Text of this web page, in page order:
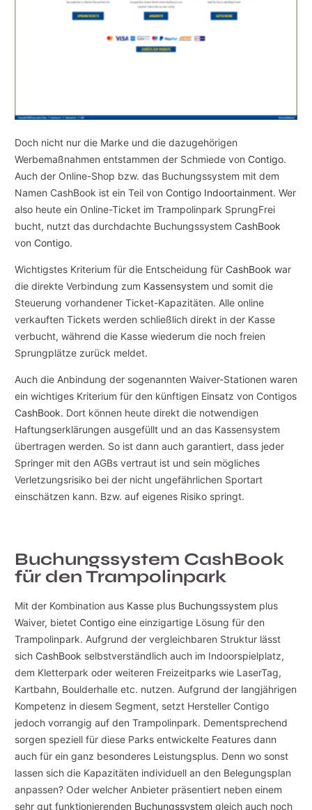
Doch nicht nur die Marke und die dazugehörigen
Werbemaßnahmen entstammen der Schmiede von Contigo.
Auch der Online-Shop bzw. das Buchungssystem mit dem
Namen CashBook ist ein Teil von Contigo Indoortainment. Wer
also heute ein Online-Ticket im Trampolinpark SprungFrei
bucht, nutzt das durchdachte Buchungssystem CashBook
von Contigo.
Wichtigstes Kriterium für die Entscheidung für CashBook war
die direkte Verbindung zum Kassensystem und somit die
Steuerung vorhandener Ticket-Kapazitäten. Alle online
verkauften Tickets werden schließlich direkt in der Kasse
verbucht, während die Kasse wiederum die noch freien
Sprungplätze zurück meldet.
Auch die Anbindung der sogenannten Waiver-Stationen waren
ein wichtiges Kriterium für den künftigen Einsatz von Contigos
CashBook. Dort können heute direkt die notwendigen
Haftungserklärungen ausgefüllt und an das Kassensystem
übertragen werden. So ist dann auch garantiert, dass jeder
Springer mit den AGBs vertraut ist und sein mögliches
Verletzungsrisiko bei der nicht ungefährlichen Sportart
einschätzen kann. Bzw. auf eigenes Risiko springt.
Buchungssystem CashBook
für den Trampolinpark
Mit der Kombination aus Kasse plus Buchungssystem plus
Waiver, bietet Contigo eine einzigartige Lösung für den
Trampolinpark. Aufgrund der vergleichbaren Struktur lässt
sich CashBook selbstverständlich auch im Indoorspielplatz,
dem Kletterpark oder weiteren Freizeitparks wie LaserTag,
Kartbahn, Boulderhalle etc. nutzen. Aufgrund der langjährigen
Kompetenz in diesem Segment, setzt Hersteller Contigo
jedoch vorrangig auf den Trampolinpark. Dementsprechend
sorgen speziell für diese Parks entwickelte Features dann
auch für ein ganz besonderes Leistungsplus. Denn wo sonst
lassen sich die Kapazitäten individuell an den Belegungsplan
anpassen? Oder welcher Anbieter präsentiert neben einem
sehr gut funktionierenden Buchungssystem gleich auch noch